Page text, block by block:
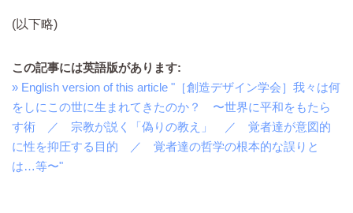
(以下略)
この記事には英語版があります:
» English version of this article "［創造デザイン学会］我々は何
をしにこの世に生まれてきたのか？ 〜世界に平和をもたら
す術 ／ 宗教が説く「偽りの教え」 ／ 覚者達が意図的
に性を抑圧する目的 ／ 覚者達の哲学の根本的な誤りと
は…等〜"